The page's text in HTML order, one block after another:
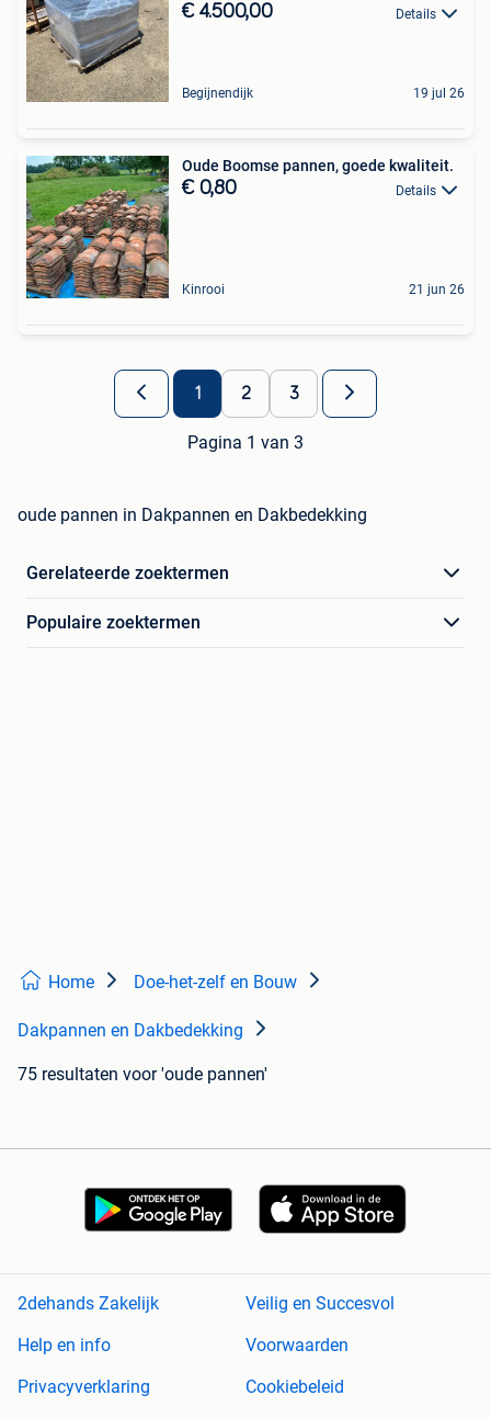
€ 4.500,00 Details
Begijnendijk 19 jul 26
Oude Boomse pannen, goede kwaliteit.
€ 0,80 Details
Kinrooi 21 jun 26
1 2 3
Pagina 1 van 3
oude pannen in Dakpannen en Dakbedekking
Gerelateerde zoektermen
Populaire zoektermen
Home Doe-het-zelf en Bouw
Dakpannen en Dakbedekking
75 resultaten voor 'oude pannen'
2dehands Zakelijk
Veilig en Succesvol
Help en info
Voorwaarden
Privacyverklaring
Cookiebeleid